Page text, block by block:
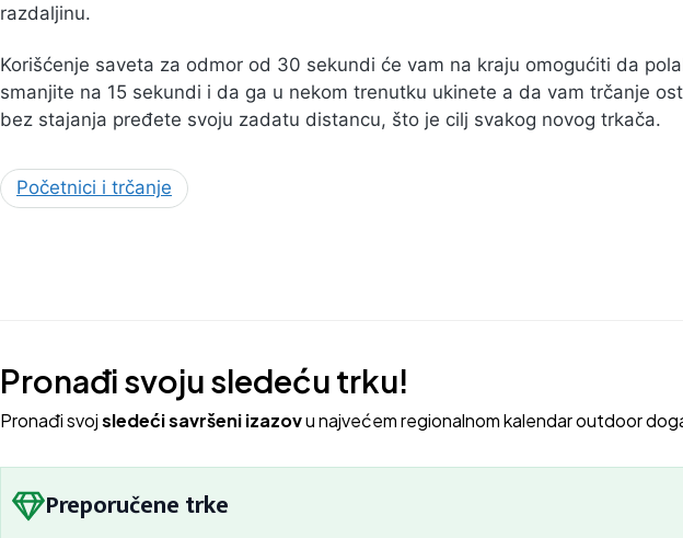
razdaljinu.
Korišćenje saveta za odmor od 30 sekundi će vam na kraju omogućiti da
smanjite na 15 sekundi i da ga u nekom trenutku ukinete a da vam trčanje
bez stajanja pređete svoju zadatu distancu, što je cilj svakog novog trkača.
Početnici i trčanje
Pronađi svoju sledeću trku!
Pronađi svojsledeći savršeni izazovu najvećem regionalnom kalendar outdoor
Preporučene trke